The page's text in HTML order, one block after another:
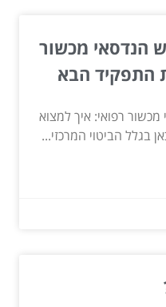
הנדסאי מכשור
התפקיד הבא
רפואי: איך למצוא
בגלל הביטוי המרכזי...